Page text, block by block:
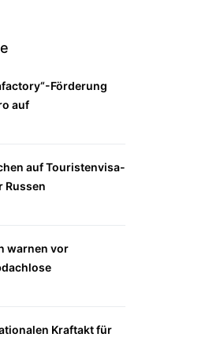
Förderung
auf
auf Touristenvisa-
Russen
warnen vor
Kraftakt für